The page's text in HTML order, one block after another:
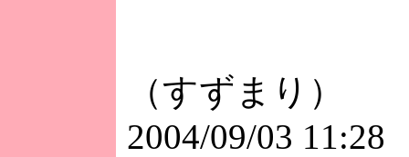
（すずまり）
2004/09/03 11:28